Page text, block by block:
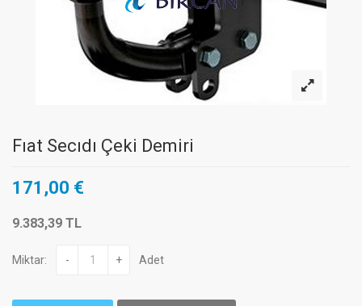
Fıat Secıdı Çeki Demiri
171,00 €
9.383,39 TL
Miktar: - + Adet